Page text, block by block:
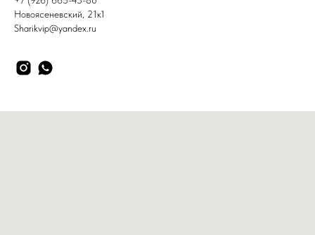
Новоясеневский, 21к1
Sharikvip@yandex.ru